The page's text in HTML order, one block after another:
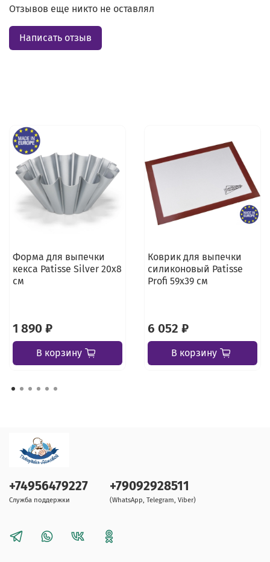
Отзывов еще никто не оставлял
Написать отзыв
Форма для выпечки
кекса Patisse Silver 20х8
см
1 890 ₽
В корзину
Коврик для выпечки
силиконовый Patisse
Profi 59х39 см
6 052 ₽
В корзину
+74956479227
Служба поддержки
+79092928511
(WhatsApp, Telegram, Viber)